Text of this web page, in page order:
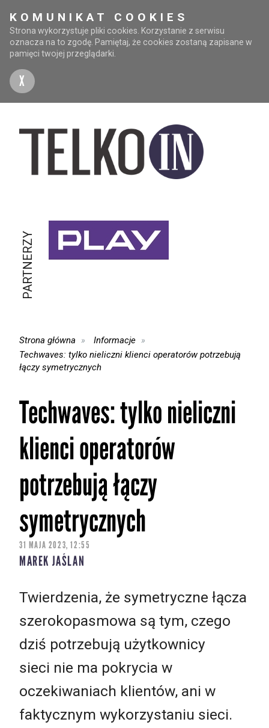
KOMUNIKAT COOKIES
Strona wykorzystuje pliki cookies. Korzystanie z serwisu
oznacza na to zgodę. Pamiętaj, że cookies zostaną zapisane w
pamięci twojej przeglądarki.
X
PARTNERZY
Strona główna
Informacje
Techwaves: tylko nieliczni klienci operatorów potrzebują
łączy symetrycznych
Techwaves: tylko nieliczni
klienci operatorów
potrzebują łączy
symetrycznych
31 MAJA 2023, 12:55
MAREK JAŚLAN
Twierdzenia, że ​​symetryczne łącza
szerokopasmowa są tym, czego
dziś potrzebują użytkownicy
sieci nie ma pokrycia w
oczekiwaniach klientów, ani w
faktycznym wykorzystaniu sieci.